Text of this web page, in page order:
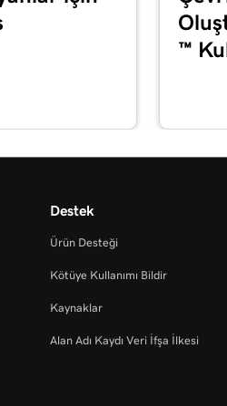
e-posta imzanızı oluşturma
uygulamamı kurma
™
Destek
Ürün Desteği
Kötüye Kullanımı Bildir
Kaynaklar
Alan Adı Kaydı Veri İfşa İlkesi